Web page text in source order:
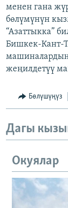
ЭЕ/АРнун
менен гана
бөлүмүнүн
“Азаттыкка”
Бишкек-Кант-
жеңилдетүү
Бөлүшүңүз
Дагы
Окуялар